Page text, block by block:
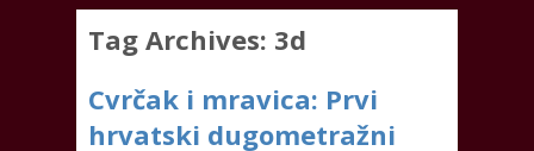
Tag Archives: 3d
Cvrčak i mravica: Prvi
hrvatski dugometražni